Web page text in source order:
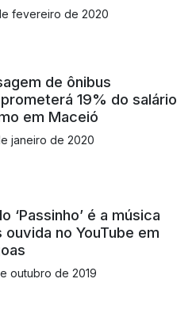
fevereiro de 2020
de ônibus
19% do salário
em Maceió
janeiro de 2020
‘Passinho’ é a música
ouvida no YouTube em
outubro de 2019